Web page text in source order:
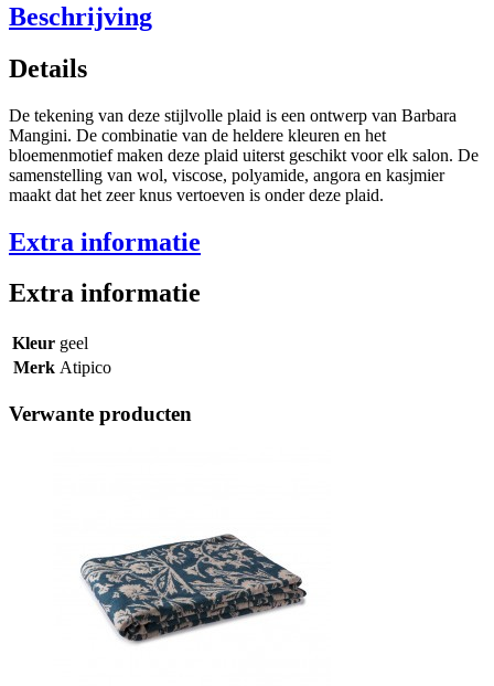
Beschrijving
Details
De tekening van deze stijlvolle plaid is een ontwerp van Barbara
Mangini. De combinatie van de heldere kleuren en het
bloemenmotief maken deze plaid uiterst geschikt voor elk salon. De
samenstelling van wol, viscose, polyamide, angora en kasjmier
maakt dat het zeer knus vertoeven is onder deze plaid.
Extra informatie
Extra informatie
Kleur geel
Merk Atipico
Verwante producten